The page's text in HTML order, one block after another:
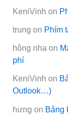
KeniVinh on
trung on Phím
hông nha on
phí
KeniVinh on
Outlook…)
hưng on Bảng